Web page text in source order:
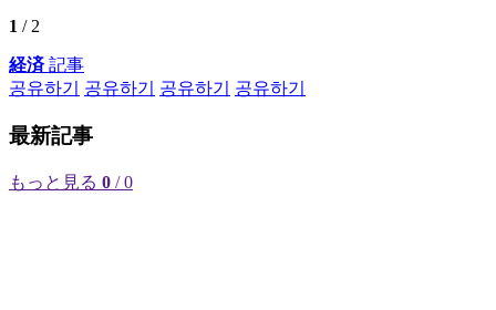
1 / 2
経済記事
공유하기
공유하기 공유하기 공유하기
最新記事
もっと見る 0 / 0